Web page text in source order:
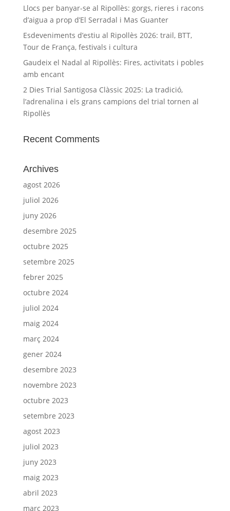
Llocs per banyar-se al Ripollès: gorgs, rieres i racons
d’aigua a prop d’El Serradal i Mas Guanter
Esdeveniments d’estiu al Ripollès 2026: trail, BTT,
Tour de França, festivals i cultura
Gaudeix el Nadal al Ripollès: Fires, activitats i pobles
amb encant
2 Dies Trial Santigosa Clàssic 2025: La tradició,
l’adrenalina i els grans campions del trial tornen al
Ripollès
Recent Comments
Archives
agost 2026
juliol 2026
juny 2026
desembre 2025
octubre 2025
setembre 2025
febrer 2025
octubre 2024
juliol 2024
maig 2024
març 2024
gener 2024
desembre 2023
novembre 2023
octubre 2023
setembre 2023
agost 2023
juliol 2023
juny 2023
maig 2023
abril 2023
març 2023